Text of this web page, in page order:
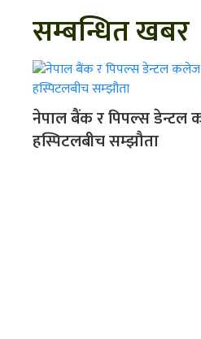
सम्बन्धित खबर
नेपाल बैंक र पिपल्स डेन्टल
हस्पिटलबीच सम्झौता